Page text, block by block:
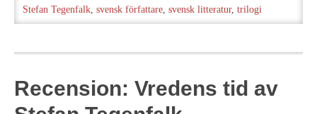
Stefan Tegenfalk, svensk författare, svensk litteratur, trilogi
Recension: Vredens tid av